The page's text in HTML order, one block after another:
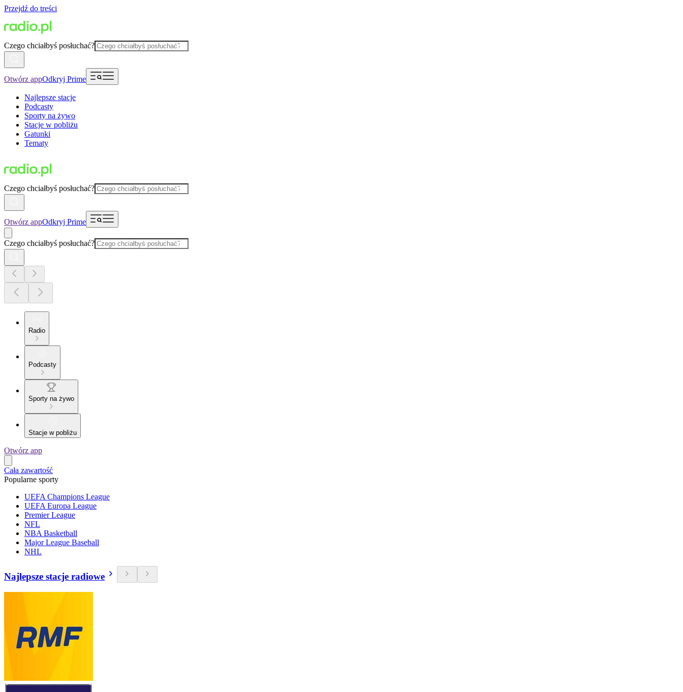
Przejdź do treści
Czego chciałbyś posłuchać?
Otwórz appOdkryj Prime
Najlepsze stacje
Podcasty
Sporty na żywo
Stacje w pobliżu
Gatunki
Tematy
Czego chciałbyś posłuchać?
Otwórz appOdkryj Prime
Czego chciałbyś posłuchać?
Radio
Podcasty
Sporty na żywo
Stacje w pobliżu
Otwórz app
Cała zawartość
Popularne sporty
UEFA Champions League
UEFA Europa League
Premier League
NFL
NBA Basketball
Major League Baseball
NHL
Najlepsze stacje radiowe